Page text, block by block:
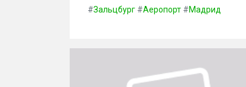
#Зальцбург #Аеропорт #Мадрид